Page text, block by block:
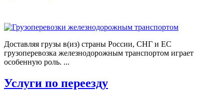
Доставляя грузы в(из) страны России, СНГ и ЕС
грузоперевозка железнодорожным транспортом играет
особенную роль. ...
Услуги по переезду